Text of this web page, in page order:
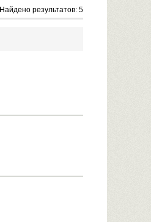
Найдено результатов: 5